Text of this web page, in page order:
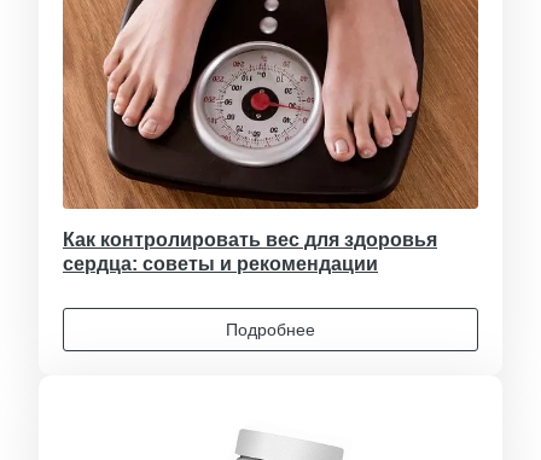
Как контролировать вес для здоровья
сердца: советы и рекомендации
Подробнее